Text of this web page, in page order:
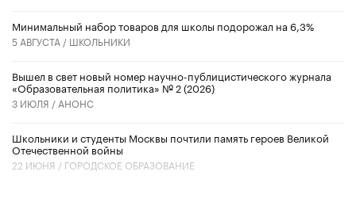
Минимальный набор товаров для школы подорожал на 6,3%
5 АВГУСТА / ШКОЛЬНИКИ
Вышел в свет новый номер научно-публицистического журнала
«Образовательная политика» № 2 (2026)
3 ИЮЛЯ / АНОНС
Школьники и студенты Москвы почтили память героев Великой
Отечественной войны
22 ИЮНЯ / ГОРОДСКОЕ ОБРАЗОВАНИЕ